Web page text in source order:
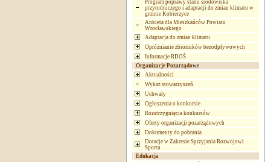
Program poprawy stanu środowiska
przyrodniczego i adaptacji do zmian klimatu w
gminie Kobierzyce
Ankieta dla Mieszkańców Powiatu
Wrocławskiego
Adaptacja do zmian klimatu
Opróżnianie zbiorników bezodpływowych
Informacje RDOŚ
Organizacje Pozarządowe
Aktualności
Wykaz stowarzyszeń
Uchwały
Ogłoszenia o konkursie
Rozstrzygnięcia konkursów
Oferty organizacji pozarządowych
Dokumenty do pobrania
Dotacje w Zakresie Sprzyjania Rozwojowi
Sportu
Edukacja